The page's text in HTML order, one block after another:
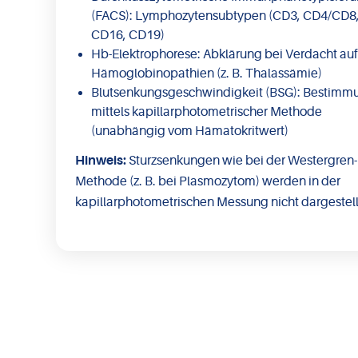
(FACS): Lymphozytensubtypen (CD3, CD4/CD8,
CD16, CD19)
Hb-Elektrophorese: Abklärung bei Verdacht auf
Hämoglobinopathien (z. B. Thalassämie)
Blutsenkungsgeschwindigkeit (BSG):
mittels kapillarphotometrischer Methode
(unabhängig vom Hämatokritwert)
Hinweis: Sturzsenkungen wie bei der Westergren-
Methode (z. B. bei Plasmozytom) werden in der
kapillarphotometrischen Messung nicht